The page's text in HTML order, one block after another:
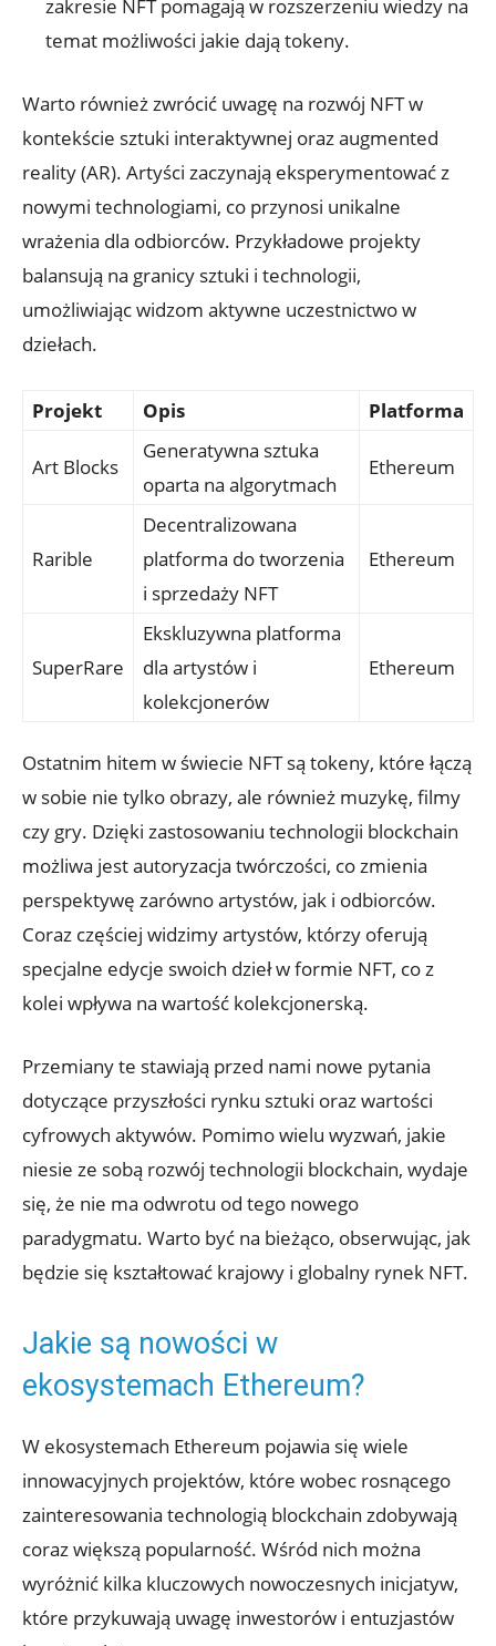
zakresie NFT pomagają‍ w rozszerzeniu wiedzy na
temat możliwości jakie dają tokeny.
Warto również zwrócić uwagę na rozwój NFT w
kontekście sztuki interaktywnej oraz ⁢augmented
reality ⁣(AR). Artyści zaczynają eksperymentować z
nowymi technologiami, ⁢co‍ przynosi unikalne
wrażenia dla odbiorców. Przykładowe ⁤projekty
balansują na⁢ granicy sztuki i technologii,
umożliwiając widzom aktywne uczestnictwo ⁣w ​
dziełach.
Projekt Opis Platforma
Art ‌Blocks
Generatywna sztuka
oparta na algorytmach
Ethereum
Rarible
Decentralizowana
‌platforma do tworzenia
‍i sprzedaży NFT
Ethereum
SuperRare
Ekskluzywna platforma‌
dla artystów i
kolekcjonerów
Ethereum
Ostatnim ⁢hitem w świecie NFT są tokeny, które‍ łączą‍
w sobie nie​ tylko ⁢obrazy, ale również ‍muzykę, filmy
czy gry. Dzięki zastosowaniu⁤ technologii blockchain ​
możliwa jest autoryzacja twórczości, co zmienia
perspektywę zarówno artystów, jak i odbiorców.
Coraz częściej widzimy artystów, którzy oferują
specjalne edycje swoich dzieł w formie NFT, ‌co z
kolei wpływa‌ na⁢ wartość kolekcjonerską.
Przemiany te stawiają⁣ przed nami nowe‌ pytania ​
dotyczące przyszłości‍ rynku sztuki oraz wartości
cyfrowych aktywów. Pomimo wielu wyzwań, jakie
niesie ze sobą rozwój technologii blockchain, wydaje ​
się, że nie ma odwrotu⁤ od tego‍ nowego
paradygmatu. Warto być na bieżąco, obserwując, jak
będzie się kształtować krajowy ⁢i globalny rynek NFT.
Jakie są nowości w ​
ekosystemach Ethereum?
W ekosystemach Ethereum pojawia się wiele
innowacyjnych⁣ projektów, ⁤które wobec rosnącego
zainteresowania technologią blockchain zdobywają
coraz⁣ większą popularność.‌ Wśród ⁢nich można
wyróżnić kilka kluczowych nowoczesnych inicjatyw,
które ⁤przykuwają uwagę inwestorów​ i entuzjastów